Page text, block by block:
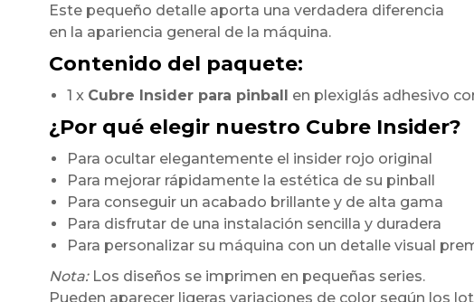
Este pequeño detalle aporta una verdadera diferencia
en la apariencia general de la máquina.
Contenido del paquete:
1 x Cubre Insider para pinball en plexiglás adhesivo
¿Por qué elegir nuestro Cubre Insider?
Para ocultar elegantemente el insider rojo original
Para mejorar rápidamente la estética de su pinball
Para conseguir un acabado brillante y de alta gama
Para disfrutar de una instalación sencilla y duradera
Para personalizar su máquina con un detalle visual
Nota:Los diseños se imprimen en pequeñas series.
Pueden aparecer ligeras variaciones de color según los